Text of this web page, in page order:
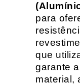
para
que
garante
material,